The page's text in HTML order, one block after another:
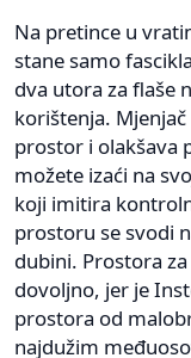
Na pretince u
stane samo
dva utora za flaše
korištenja.
prostor i olakšava
možete izaći na
koji imitira
prostoru se svodi
dubini. Prostora
dovoljno, jer je
prostora od
najdužim